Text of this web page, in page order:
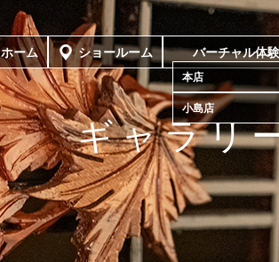
ホーム ショールーム バーチャル体験
本店
小島店
ギャラリ